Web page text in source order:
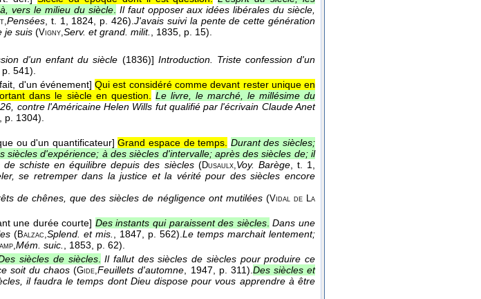
vers le milieu du siècle. Il faut opposer aux idées libérales du siècle,
Pensées, t. 1 , 1824 , p. 426).J'avais suivi la pente de cette génération
je suis (Vigny,Serv. et grand. milit. , 1835 , p. 15).
d'un enfant du siècle (1836)] Introduction. Triste confession d'un
, p. 541).
d'un événement] Qui est considéré comme devant rester unique en
dans le siècle en question.
Le livre, le marché, le millésime du
contre l'Américaine Helen Wills fut qualifié par l'écrivain Claude Anet
, p. 1304).
ou d'un quantificateur] Grand espace de temps. Durant des siècles;
siècles d'expérience; à des siècles d'intervalle; après des siècles de; il
de schiste en équilibre depuis des siècles(Dusaulx, Voy. Barège, t. 1
se retremper dans la justice et la vérité pour des siècles encore
de chênes, que des siècles de négligence ont mutilées(Vidal de La
une durée courte] Des instants qui paraissent des siècles. Dans une
(Balzac, Splend. et mis. , 1847 , p. 562). Le temps marchait lentement;
Mém. suic. , 1853 , p. 62).
siècles de siècles. Il fallut des siècles de siècles pour produire ce
soit du chaos (Gide,Feuillets d'automne , 1947 , p. 311). Des siècles et
il faudra le temps dont Dieu dispose pour vous apprendre à être